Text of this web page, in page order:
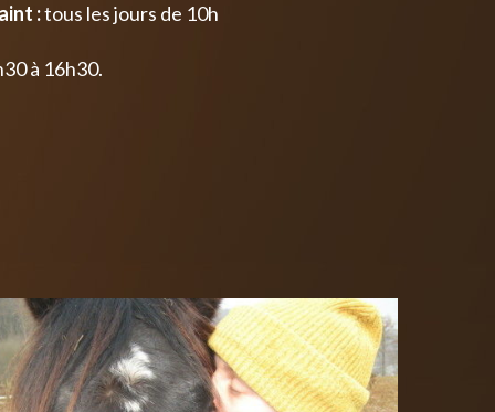
:tous les jours de 10h
à 16h30.